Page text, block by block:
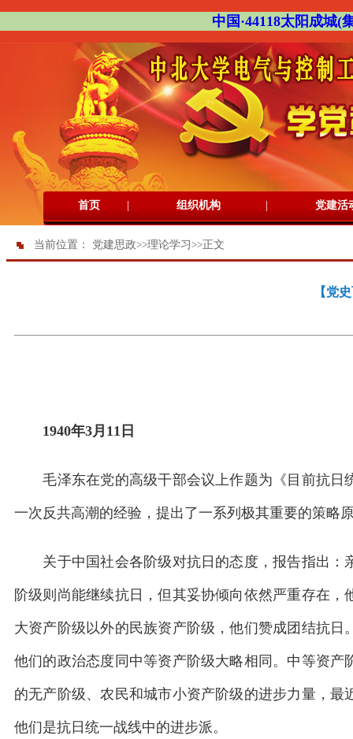
中国·44118太阳成城(
首页 | 组织机构 | 党建活
当前位置： 党建思政>>理论学习 >>正文
【党
1940年3月11日
毛泽东在党的高级干部会议上作题为《目前抗日
一次反共高潮的经验，提出了一系列极其重要的策略
关于中国社会各阶级对抗日的态度，报告指出：
阶级则尚能继续抗日，但其妥协倾向依然严重存在
大资产阶级以外的民族资产阶级，他们赞成团结抗
他们的政治态度同中等资产阶级大略相同。中等资
的无产阶级、农民和城市小资产阶级的进步力量，
他们是抗日统一战线中的进步派。